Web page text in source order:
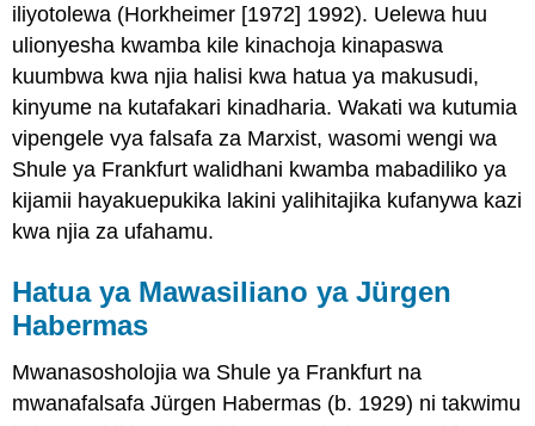
iliyotolewa (Horkheimer [1972] 1992). Uelewa huu
ulionyesha kwamba kile kinachoja kinapaswa
kuumbwa kwa njia halisi kwa hatua ya makusudi,
kinyume na kutafakari kinadharia. Wakati wa kutumia
vipengele vya falsafa za Marxist, wasomi wengi wa
Shule ya Frankfurt walidhani kwamba mabadiliko ya
kijamii hayakuepukika lakini yalihitajika kufanywa kazi
kwa njia za ufahamu.
Hatua ya Mawasiliano ya Jürgen
Habermas
Mwanasosholojia wa Shule ya Frankfurt na
mwanafalsafa Jürgen Habermas (b. 1929) ni takwimu